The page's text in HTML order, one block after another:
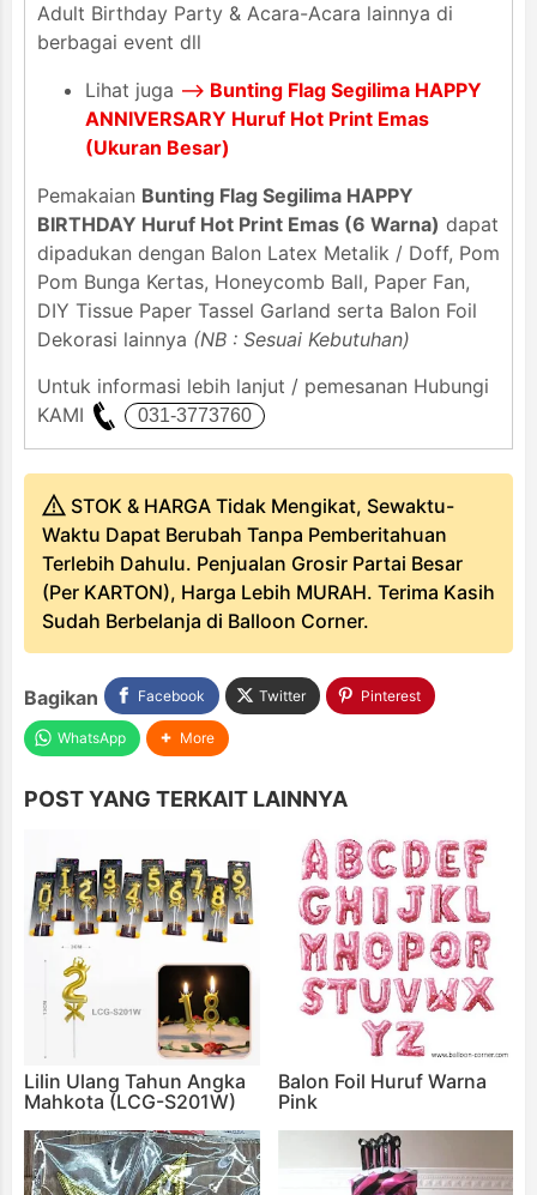
Adult Birthday Party & Acara-Acara lainnya di
berbagai event dll
Lihat juga --> Bunting Flag Segilima HAPPY
ANNIVERSARY Huruf Hot Print Emas
(Ukuran Besar)
Pemakaian Bunting Flag Segilima HAPPY
BIRTHDAY Huruf Hot Print Emas (6 Warna) dapat
dipadukan dengan Balon Latex Metalik / Doff, Pom
Pom Bunga Kertas, Honeycomb Ball, Paper Fan,
DIY Tissue Paper Tassel Garland serta Balon Foil
Dekorasi lainnya (NB : Sesuai Kebutuhan)
Untuk informasi lebih lanjut / pemesanan Hubungi
KAMI
STOK & HARGA Tidak Mengikat, Sewaktu-
Waktu Dapat Berubah Tanpa Pemberitahuan
Terlebih Dahulu. Penjualan Grosir Partai Besar
(Per KARTON), Harga Lebih MURAH. Terima Kasih
Sudah Berbelanja di Balloon Corner.
Bagikan Facebook Twitter Pinterest
WhatsApp More
POST YANG TERKAIT LAINNYA
Lilin Ulang Tahun Angka
Mahkota (LCG-S201W)
Balon Foil Huruf Warna
Pink